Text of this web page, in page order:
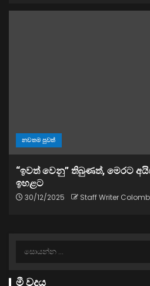
නවතම පුවත්
“ඉවත් වෙනු” තිබුණත්, මෙරට
ඉහළට
30/12/2025 Staff Writer
මී වදය